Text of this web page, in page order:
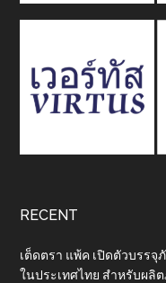
RECENT
เต็ดตรา แพ้ค เปิดตัวบรร
ในประเทศไทย สำหรับผ